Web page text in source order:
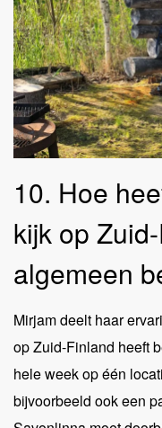
10. Hoe
kijk op
algemeen
Mirjam deelt haar
op Zuid-Finland heeft
hele week op één
bijvoorbeeld ook een